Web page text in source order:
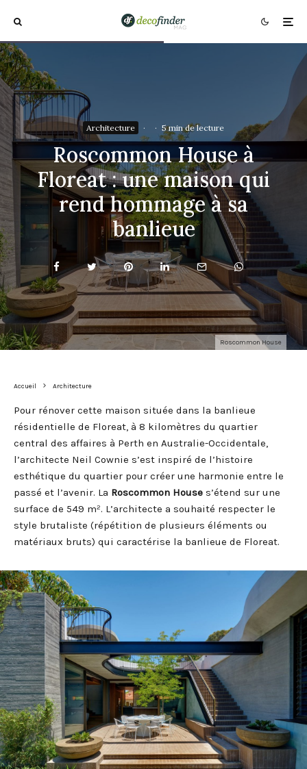
Roscommon House
Architecture · · 5 min de lecture
Roscommon House à
Floreat : une maison qui
rend hommage à sa
banlieue
Accueil Architecture
Pour rénover cette maison située dans la banlieue
résidentielle de Floreat, à 8 kilomètres du quartier
central des affaires à Perth en Australie-Occidentale,
l’architecte Neil Cownie s’est inspiré de l’histoire
esthétique du quartier pour créer une harmonie entre le
passé et l’avenir. La Roscommon House s’étend sur une
surface de 549 m². L’architecte a souhaité respecter le
style brutaliste (répétition de plusieurs éléments ou
matériaux bruts) qui caractérise la banlieue de Floreat.